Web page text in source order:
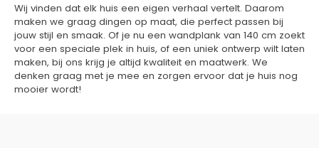
Wij vinden dat elk huis een eigen verhaal vertelt. Daarom
maken we graag dingen op maat, die perfect passen bij
jouw stijl en smaak. Of je nu een wandplank van 140 cm zoekt
voor een speciale plek in huis, of een uniek ontwerp wilt laten
maken, bij ons krijg je altijd kwaliteit en maatwerk. We
denken graag met je mee en zorgen ervoor dat je huis nog
mooier wordt!